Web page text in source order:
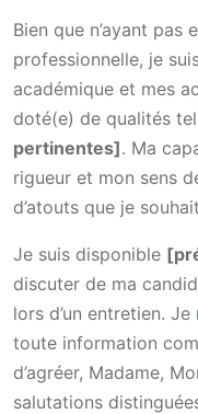
Bien que n’ayant pas
professionnelle, je
académique et mes
doté(e) de qualités
pertinentes]. Ma
rigueur et mon sens
d’atouts que je
Je suis disponible
discuter de ma
lors d’un entretien.
toute information
d’agréer, Madame,
salutations